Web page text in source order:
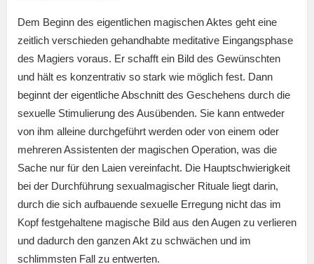
Dem Beginn des eigentlichen magischen Aktes geht eine
zeitlich verschieden gehandhabte meditative Eingangsphase
des Magiers voraus. Er schafft ein Bild des Gewünschten
und hält es konzentrativ so stark wie möglich fest. Dann
beginnt der eigentliche Abschnitt des Geschehens durch die
sexuelle Stimulierung des Ausübenden. Sie kann entweder
von ihm alleine durchgeführt werden oder von einem oder
mehreren Assistenten der magischen Operation, was die
Sache nur für den Laien vereinfacht. Die Hauptschwierigkeit
bei der Durchführung sexualmagischer Rituale liegt darin,
durch die sich aufbauende sexuelle Erregung nicht das im
Kopf festgehaltene magische Bild aus den Augen zu verlieren
und dadurch den ganzen Akt zu schwächen und im
schlimmsten Fall zu entwerten.